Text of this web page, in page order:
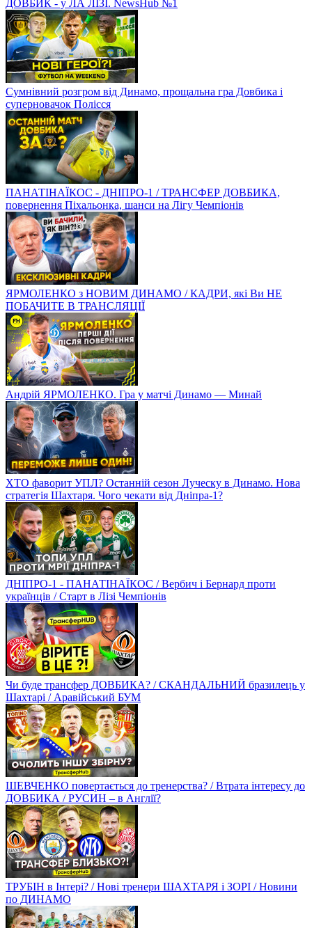
ДОВБИК - у ЛА ЛІЗІ. NewsHub №1
Сумнівний розгром від Динамо, прощальна гра Довбика і
суперновачок Полісся
ПАНАТІНАЇКОС - ДНІПРО-1 / ТРАНСФЕР ДОВБИКА,
повернення Піхальонка, шанси на Лігу Чемпіонів
ЯРМОЛЕНКО з НОВИМ ДИНАМО / КАДРИ, які Ви НЕ
ПОБАЧИТЕ В ТРАНСЛЯЦІЇ
Андрій ЯРМОЛЕНКО. Гра у матчі Динамо — Минай
ХТО фаворит УПЛ? Останній сезон Луческу в Динамо. Нова
стратегія Шахтаря. Чого чекати від Дніпра-1?
ДНІПРО-1 - ПАНАТІНАЇКОС / Вербич і Бернард проти
українців / Старт в Лізі Чемпіонів
Чи буде трансфер ДОВБИКА? / СКАНДАЛЬНИЙ бразилець у
Шахтарі / Аравійський БУМ
ШЕВЧЕНКО повертається до тренерства? / Втрата інтересу до
ДОВБИКА / РУСИН – в Англії?
ТРУБІН в Інтері? / Нові тренери ШАХТАРЯ і ЗОРІ / Новини
по ДИНАМО